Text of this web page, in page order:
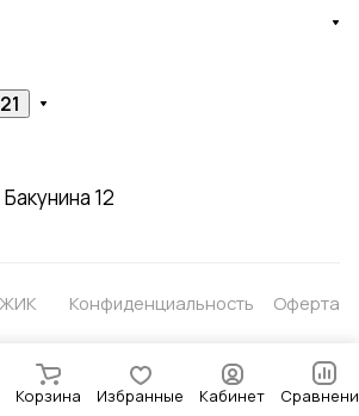
Корзина Избранные Кабинет
12
Конфиденциальность Оферта